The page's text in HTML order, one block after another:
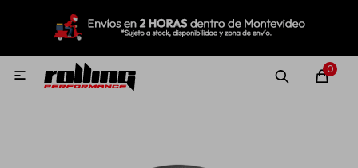
0

MI CUENTA
Nuevo! Rolling Repuestos